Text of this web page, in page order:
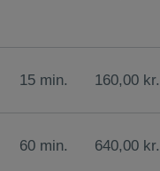
15 min. 160,00 kr.
60 min. 640,00 kr.